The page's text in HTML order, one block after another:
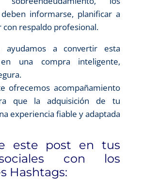
informarse, planificar a
respaldo profesional.
a convertir esta
una compra inteligente,
ofrecemos acompañamiento
que la adquisición de tu
experiencia fiable y adaptada
este post en tus
con los
Hashtags: